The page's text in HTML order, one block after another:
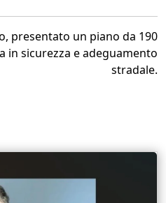
presentato un piano da 190
in sicurezza e adeguamento
stradale.